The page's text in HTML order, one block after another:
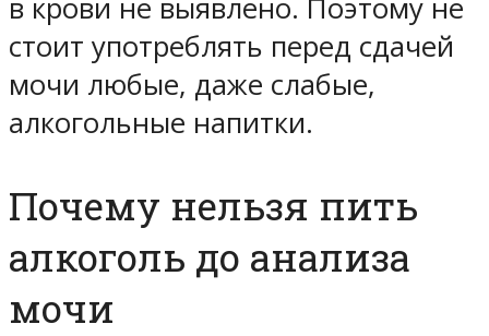
в крови не выявлено. Поэтому не
стоит употреблять перед сдачей
мочи любые, даже слабые,
алкогольные напитки.
Почему нельзя пить
алкоголь до анализа
мочи